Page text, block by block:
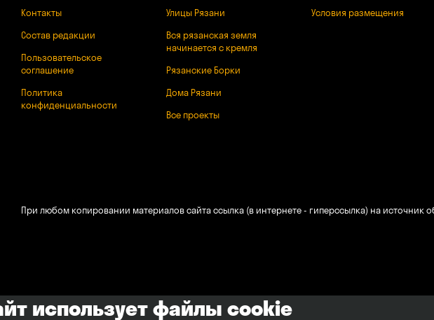
Контакты
Состав редакции
Пользовательское
соглашение
Политика
конфиденциальности
Улицы Рязани
Вся рязанская земля
начинается с кремля
Рязанские Борки
Дома Рязани
Все проекты
Условия размещения
При любом копировании материалов сайта ссылка (в интернете - гиперссылка) на источник
использует файлы cookie